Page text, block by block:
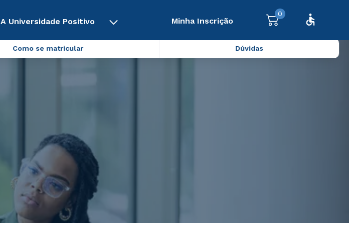
A Universidade Positivo Minha Inscrição
0
Como se matricular Dúvidas